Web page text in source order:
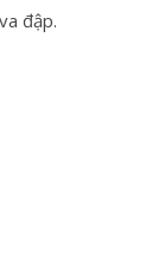
đập.